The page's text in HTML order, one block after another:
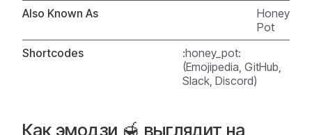
Also Known As
Honey
Pot
Shortcodes
:honey_pot:
(Emojipedia, GitHub,
Slack, Discord)
Как эмодзи 🍯 выглядит на